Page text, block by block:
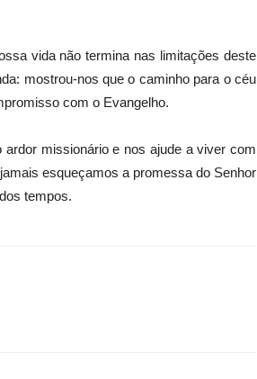
vida não termina nas limitações deste
mostrou-nos que o caminho para o céu
com o Evangelho.
missionário e nos ajude a viver com
esqueçamos a promessa do Senhor
tempos.